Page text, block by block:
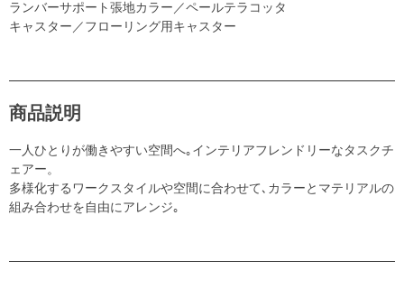
ランバーサポート張地カラー／ペールテラコッタ
キャスター／フローリング用キャスター
商品説明
一人ひとりが働きやすい空間へ｡インテリアフレンドリーなタスクチ
ェアー。
多様化するワークスタイルや空間に合わせて､カラーとマテリアルの
組み合わせを自由にアレンジ｡